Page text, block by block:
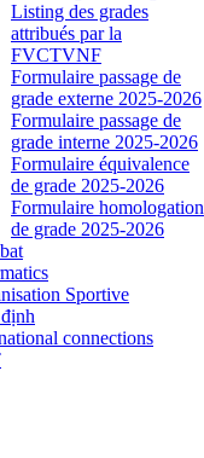
Listing des grades
attribués par la
FVCTVNF
Formulaire passage de
grade externe 2025-2026
Formulaire passage de
grade interne 2025-2026
Formulaire équivalence
de grade 2025-2026
Formulaire homologation
de grade 2025-2026
Sportive
connections